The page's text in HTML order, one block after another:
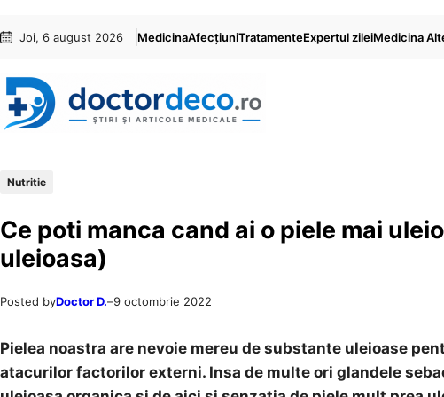
conținut
content
Joi, 6 august 2026 MedicinaAfecțiuniTratamenteExpertul zileiMedicina
Nutritie
Ce poti manca cand ai o piele mai
uleioasa)
Posted byDoctor D.–9 octombrie 2022
Pielea noastra are nevoie mereu de substante uleioase
atacurilor factorilor externi. Insa de multe ori glandele